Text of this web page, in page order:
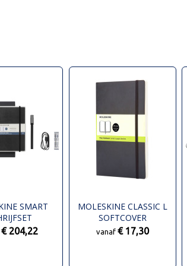
SMART
€ 204,22
MOLESKINE CLASSIC L
SOFTCOVER
NOTITIEBOEK - EFFEN
vanaf € 17,30